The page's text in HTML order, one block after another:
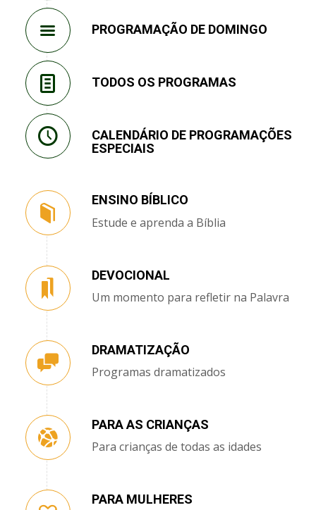
PROGRAMAÇÃO DE DOMINGO
TODOS OS PROGRAMAS
CALENDÁRIO DE PROGRAMAÇÕES
ESPECIAIS
ENSINO BÍBLICO
Estude e aprenda a Bíblia
DEVOCIONAL
Um momento para refletir na Palavra
DRAMATIZAÇÃO
Programas dramatizados
PARA AS CRIANÇAS
Para crianças de todas as idades
PARA MULHERES